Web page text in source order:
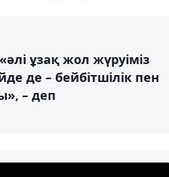
ұзақ жол жүруіміз
де – бейбітшілік пен
– деп